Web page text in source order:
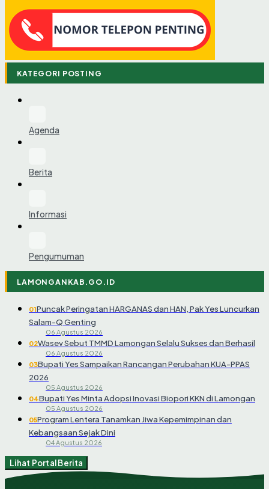
KATEGORI POSTING
Agenda
Berita
Informasi
Pengumuman
LAMONGANKAB.GO.ID
01Puncak Peringatan HARGANAS dan HAN, Pak Yes Luncurkan
Salam-Q Genting
06 Agustus 2026
02Wasev Sebut TMMD Lamongan Selalu Sukses dan Berhasil
06 Agustus 2026
03Bupati Yes Sampaikan Rancangan Perubahan KUA-PPAS
2026
05 Agustus 2026
04Bupati Yes Minta Adopsi Inovasi Biopori KKN di Lamongan
05 Agustus 2026
05Program Lentera Tanamkan Jiwa Kepemimpinan dan
Kebangsaan Sejak Dini
04 Agustus 2026
Lihat Portal Berita